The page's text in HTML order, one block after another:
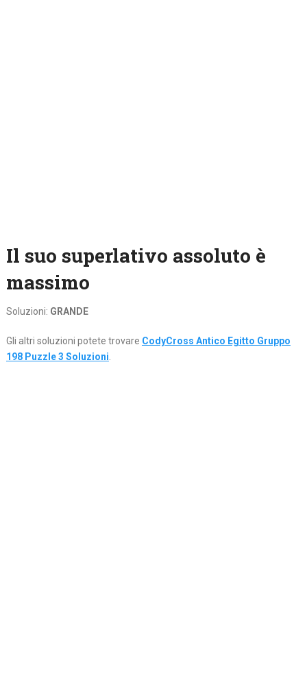
Il suo superlativo assoluto è
massimo
Soluzioni: GRANDE
Gli altri soluzioni potete trovare CodyCross Antico Egitto Gruppo
198 Puzzle 3 Soluzioni.